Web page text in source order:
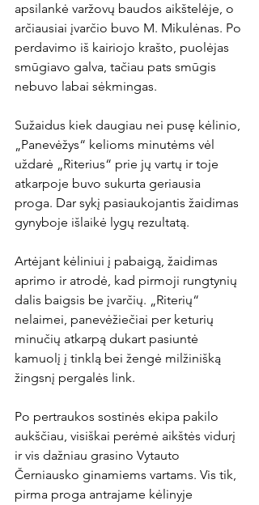
apsilankė varžovų baudos aikštelėje, o
arčiausiai įvarčio buvo M. Mikulėnas. Po
perdavimo iš kairiojo krašto, puolėjas
smūgiavo galva, tačiau pats smūgis
nebuvo labai sėkmingas.
Sužaidus kiek daugiau nei pusę kėlinio,
„Panevėžys“ kelioms minutėms vėl
uždarė „Riterius“ prie jų vartų ir toje
atkarpoje buvo sukurta geriausia
proga. Dar sykį pasiaukojantis žaidimas
gynyboje išlaikė lygų rezultatą.
Artėjant kėliniui į pabaigą, žaidimas
aprimo ir atrodė, kad pirmoji rungtynių
dalis baigsis be įvarčių. „Riterių“
nelaimei, panevėžiečiai per keturių
minučių atkarpą dukart pasiuntė
kamuolį į tinklą bei žengė milžinišką
žingsnį pergalės link.
Po pertraukos sostinės ekipa pakilo
aukščiau, visiškai perėmė aikštės vidurį
ir vis dažniau grasino Vytauto
Černiausko ginamiems vartams. Vis tik,
pirma proga antrajame kėlinyje